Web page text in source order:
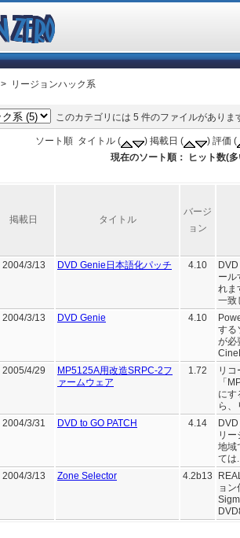
> リージョンハック系
このカテゴリには 5 件のファイルがあり
ソート順 タイトル ( ) 掲載日 (
) 評価 (
現在のソート順： ヒット数(
掲載日 タイトル
バージ
ョン
2004/3/13 DVD Genie日本語化パッチ 4.10
ール
れま
一致
2004/3/13 DVD Genie 4.10
する
が必
2005/4/29
MP5125A用改造SRPC-2フ
ァームウェア
1.72
リ
「
にす
ら、
2004/3/31 DVD to GO PATCH 4.14
リ
地域
ては
2004/3/13 Zone Selector 4.2b13
ョ